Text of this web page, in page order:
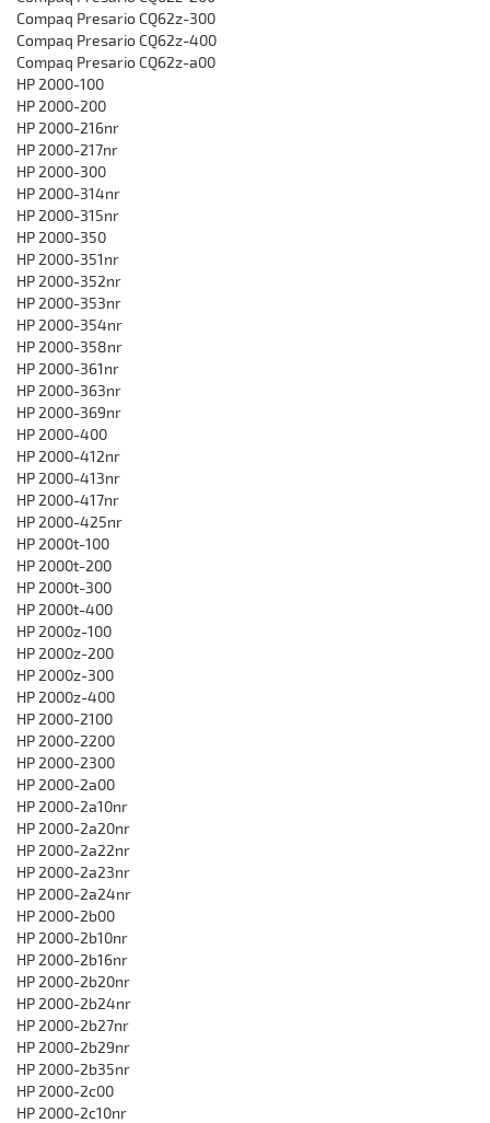
Compaq Presario CQ62z-300
Compaq Presario CQ62z-400
Compaq Presario CQ62z-a00
HP 2000-100
HP 2000-200
HP 2000-216nr
HP 2000-217nr
HP 2000-300
HP 2000-314nr
HP 2000-315nr
HP 2000-350
HP 2000-351nr
HP 2000-352nr
HP 2000-353nr
HP 2000-354nr
HP 2000-358nr
HP 2000-361nr
HP 2000-363nr
HP 2000-369nr
HP 2000-400
HP 2000-412nr
HP 2000-413nr
HP 2000-417nr
HP 2000-425nr
HP 2000t-100
HP 2000t-200
HP 2000t-300
HP 2000t-400
HP 2000z-100
HP 2000z-200
HP 2000z-300
HP 2000z-400
HP 2000-2100
HP 2000-2200
HP 2000-2300
HP 2000-2a00
HP 2000-2a10nr
HP 2000-2a20nr
HP 2000-2a22nr
HP 2000-2a23nr
HP 2000-2a24nr
HP 2000-2b00
HP 2000-2b10nr
HP 2000-2b16nr
HP 2000-2b20nr
HP 2000-2b24nr
HP 2000-2b27nr
HP 2000-2b29nr
HP 2000-2b35nr
HP 2000-2c00
HP 2000-2c10nr